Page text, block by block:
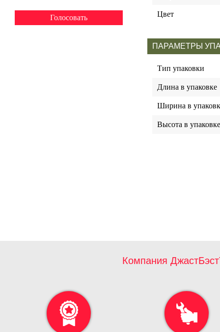
Цвет
ПАРАМЕТРЫ
Тип упаковки
Длина в упаковке
Ширина в
Высота в упаковке
Компания